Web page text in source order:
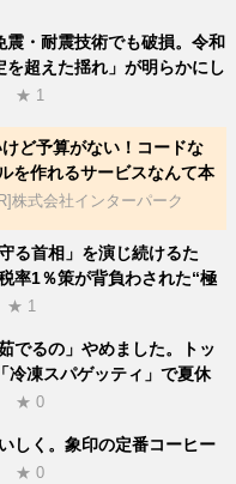
震・耐震技術でも破損。令和
を超えた揺れ」が明らかにし
★ 1
ど予算がない！コードな
を作れるサービスなんて本
株式会社インターパーク
る首相」を演じ続けるた
率1％策が背負わされた“極
★ 1
でるの」やめました。トッ
冷凍スパゲッティ」で夏休
★ 0
しく。象印の定番コーヒー
★ 0